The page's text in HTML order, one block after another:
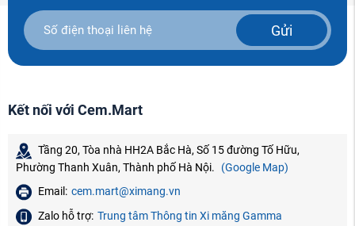
Gửi
Kết nối với Cem.Mart
Tầng 20, Tòa nhà HH2A Bắc Hà, Số 15 đường Tố Hữu,
Phường Thanh Xuân, Thành phố Hà Nội.
(Google Map)
Email: cem.mart@ximang.vn
Zalo hỗ trợ: Trung tâm Thông tin Xi măng Gamma